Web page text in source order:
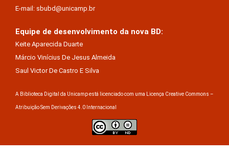
E-mail: sbubd@unicamp.br
Equipe de desenvolvimento da nova BD:
Keite Aparecida Duarte
Márcio Vinícius De Jesus Almeida
Saul Victor De Castro E Silva
A Biblioteca Digital da Unicamp está licenciado com uma Licença Creative Commons –
Atribuição Sem Derivações 4.0 Internacional